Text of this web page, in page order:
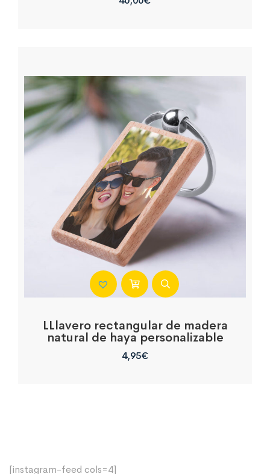
LLlavero rectangular de madera
natural de haya personalizable
4,95€
[instagram-feed cols=4]